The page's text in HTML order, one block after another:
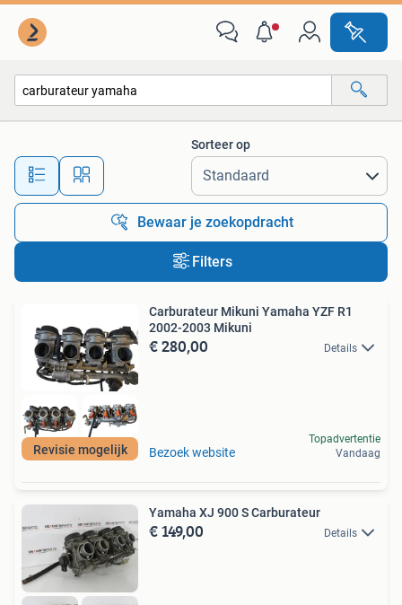
Alle afstanden…
Sorteer op
Bewaar je zoekopdracht
Filters
Revisie mogelijk
Carburateur Mikuni Yamaha YZF R1
2002-2003 Mikuni
€ 280,00 Details
Bezoek website
Topadvertentie
Vandaag
Yamaha XJ 900 S Carburateur
€ 149,00 Details